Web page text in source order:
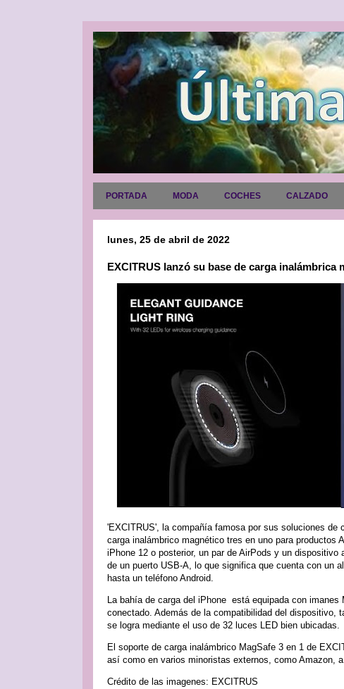
PORTADA MODA COCHES CALZADO
lunes, 25 de abril de 2022
EXCITRUS lanzó su base de carga inalámbrica
'EXCITRUS', la compañía famosa por sus soluciones
carga inalámbrico magnético tres en uno para
iPhone 12 o posterior, un par de AirPods y un
de un puerto USB-A, lo que significa que cuenta con un
hasta un teléfono Android.
La bahía de carga del iPhone está equipada con imanes
conectado. Además de la compatibilidad del dispositivo,
se logra mediante el uso de 32 luces LED bien ubicadas.
El soporte de carga inalámbrico MagSafe 3 en 1 de
así como en varios minoristas externos, como Amazon,
Crédito de las imagenes: EXCITRUS